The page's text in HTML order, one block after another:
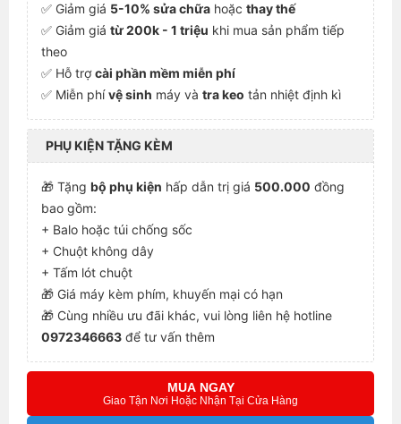
✅ Giảm giá 5-10% sửa chữa hoặc thay thế
✅ Giảm giá từ 200k - 1 triệu khi mua sản phẩm tiếp
theo
✅ Hỗ trợcài phần mềm miễn phí
✅ Miễn phívệ sinh máy và tra keo tản nhiệt định kì
PHỤ KIỆN TẶNG KÈM
🎁 Tặng bộ phụ kiện hấp dẫn trị giá 500.000 đồng
bao gồm:
+ Balo hoặc túi chống sốc
+ Chuột không dây
+ Tấm lót chuột
🎁 Giá máy kèm phím, khuyến mại có hạn
🎁 Cùng nhiều ưu đãi khác, vui lòng liên hệ hotline
0972346663 để tư vấn thêm
MUA NGAY
Giao Tận Nơi Hoặc Nhận Tại Cửa Hàng